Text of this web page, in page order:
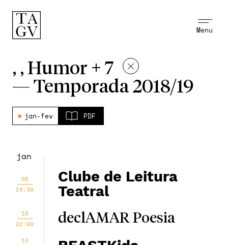
Menu
, , Humor + 7
— Temporada 2018/19
jan-fev PDF
jan
08
18:30
Clube de Leitura
Teatral
10
22:00
declAMAR Poesia
12